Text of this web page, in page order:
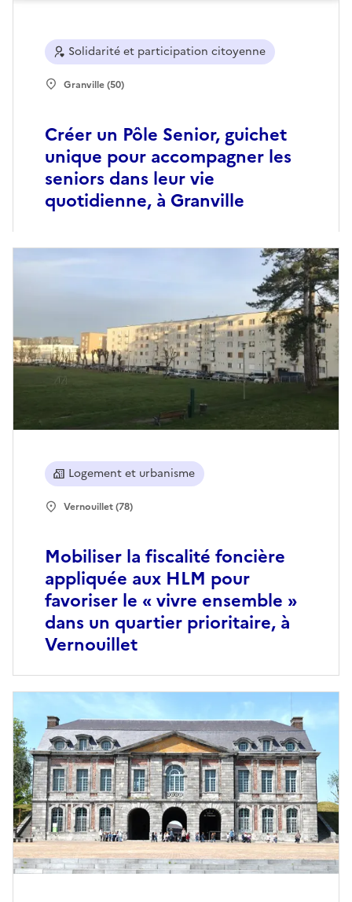
Créer un Pôle Senior, guichet
unique pour accompagner les
seniors dans leur vie
quotidienne, à Granville
Solidarité et participation citoyenne
Granville (50)
Mobiliser la fiscalité foncière
appliquée aux HLM pour
favoriser le « vivre ensemble »
dans un quartier prioritaire, à
Vernouillet
Logement et urbanisme
Vernouillet (78)